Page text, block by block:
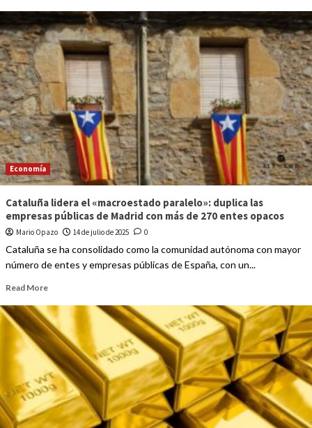
Economía
Cataluña lidera el «macroestado paralelo»: duplica las
empresas públicas de Madrid con más de 270 entes opacos
Mario Opazo 14 de julio de 2025 0
Cataluña se ha consolidado como la comunidad autónoma con mayor
número de entes y empresas públicas de España, con un...
Read More